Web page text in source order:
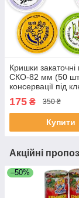
Кришки закаточні
СКО-82 мм (50
консервації під
"Патріотична"
175 ₴ 350 ₴
Купити
Акційні
–50%